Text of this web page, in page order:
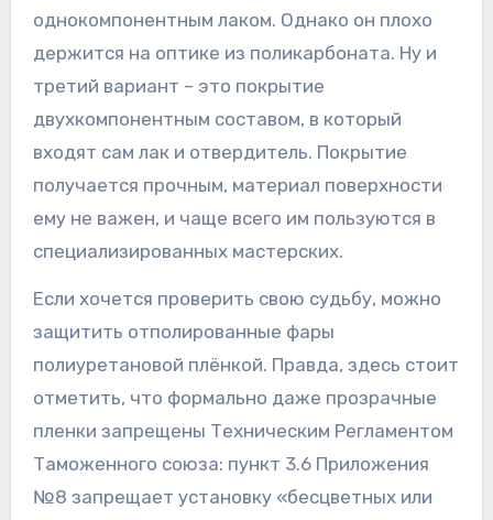
однокомпонентным лаком. Однако он плохо
держится на оптике из поликарбоната. Ну и
третий вариант – это покрытие
двухкомпонентным составом, в который
входят сам лак и отвердитель. Покрытие
получается прочным, материал поверхности
ему не важен, и чаще всего им пользуются в
специализированных мастерских.
Если хочется проверить свою судьбу, можно
защитить отполированные фары
полиуретановой плёнкой. Правда, здесь стоит
отметить, что формально даже прозрачные
пленки запрещены Техническим Регламентом
Таможенного союза: пункт 3.6 Приложения
№8 запрещает установку «бесцветных или